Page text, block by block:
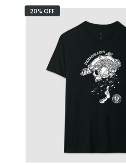
20% OFF